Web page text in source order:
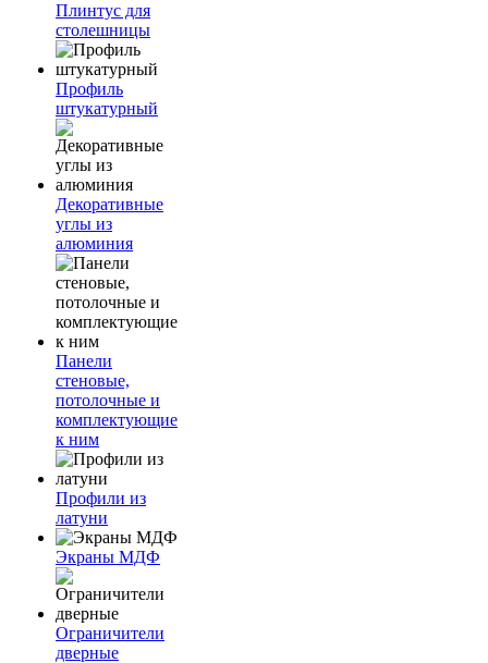
Плинтус для
столешницы
Профиль
штукатурный
Декоративные
углы из
алюминия
Панели
стеновые,
потолочные и
комплектующие
к ним
Профили из
латуни
Экраны МДФ
Ограничители
дверные